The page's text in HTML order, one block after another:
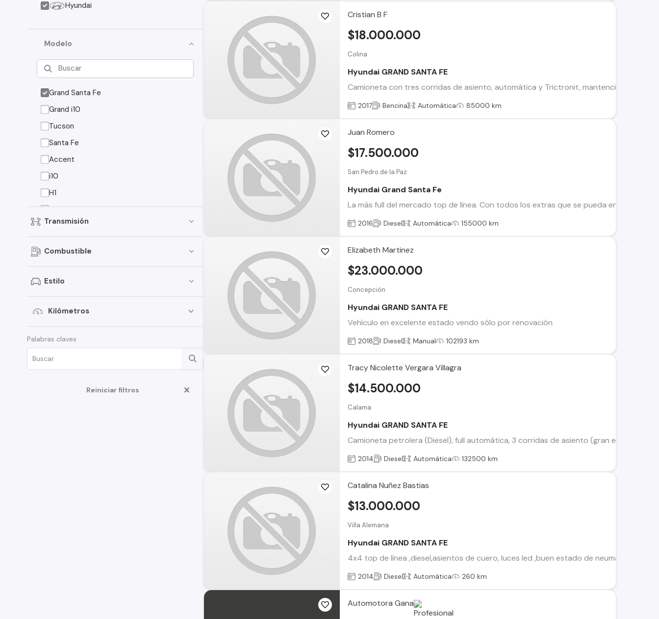
Hyundai
Modelo
Grand Santa Fe
Grand i10
Tucson
Santa Fe
Accent
i10
H1
EON
Elantra
i30
i20
Verna
Venue
Grand i-10 Sedán
Transmisión
Combustible
Estilo
Kilómetros
Palabras claves
Reiniciar filtros
Cristian B F
Colina
Hyundai GRAND SANTA FE
Camioneta con tres corridas de asiento, automática y Trictronit, mantención al día,
$18.000.000
2017 Bencina Automática 85000 km
Juan Romero
San Pedro de la Paz
Hyundai Grand Santa Fe
La más full del mercado top de línea. Con todos los extras que se pueda encontrar
$17.500.000
2016 Diesel Automática 155000 km
Elizabeth Martinez
Concepción
Hyundai GRAND SANTA FE
Vehículo en excelente estado vendo sólo por renovación
$23.000.000
2018 Diesel Manual 102193 km
Tracy Nicolette Vergara Villagra
Calama
Hyundai GRAND SANTA FE
Camioneta petrolera (Diesel), full automática, 3 corridas de asiento (gran espacio
$14.500.000
2014 Diesel Automática 132500 km
Catalina Nuñez Bastias
Villa Alemana
Hyundai GRAND SANTA FE
4x4 top de línea ,diesel,asientos de cuero, luces led ,buen estado de neumáticos y
$13.000.000
2014 Diesel Automática 260 km
Automotora Gana